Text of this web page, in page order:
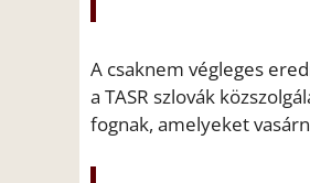
A csaknem végleges
a TASR szlovák
fognak, amelyeket